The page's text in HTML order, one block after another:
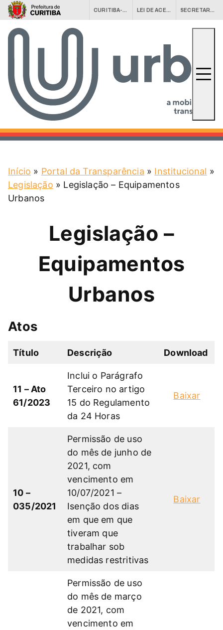
CURITIBA-OUVE LEI DE ACESSO À INFORMAÇÃO (LAI) SECRETARIAS MUNICIPAIS
Conheça a URBS
Serviços
URBS Agora
Central 156
Início » Portal da Transparência » Institucional »
Legislação » Legislação – Equipamentos
Urbanos
Legislação –
Equipamentos
Urbanos
Atos
Título Descrição Download
11 – Ato
61/2023
Inclui o Parágrafo
Terceiro no artigo
15 do Regulamento
da 24 Horas
Baixar
10 –
035/2021
Permissão de uso
do mês de junho de
2021, com
vencimento em
10/07/2021 –
Isenção dos dias
em que em que
tiveram que
trabalhar sob
medidas restritivas
Baixar
Permissão de uso
do mês de março
de 2021, com
vencimento em